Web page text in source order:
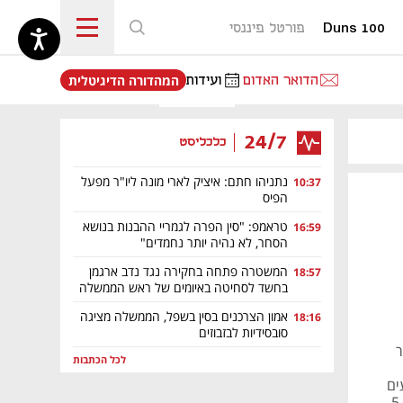
Duns 100 פורטל פיננסי
הדואר האדום ועידות
נפתח בכרטיסייה חדשה
המהדורה הדיגיטלית
24/7 כלכליסט
10:37 נתניהו חתם: איציק לארי מונה ליו"ר מפעל
הפיס
16:59 טראמפ: "סין הפרה לגמריי ההבנות בנושא
הסחר, לא נהיה יותר נחמדים"
18:57 המשטרה פתחה בחקירה נגד נדב ארגמן
בחשד לסחיטה באיומים של ראש הממשלה
18:16 אמון הצרכנים בסין בשפל, הממשלה מציגה
סובסידיות לבזבוזים
לכל הכתבות